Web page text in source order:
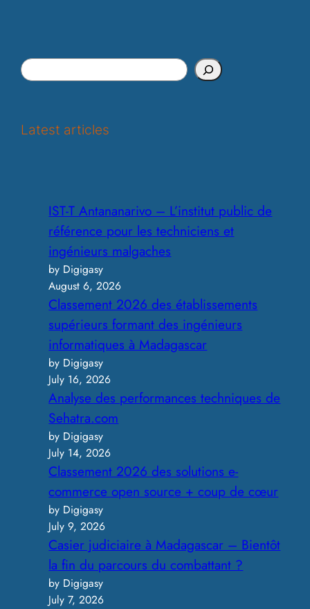
S
rLatest articles
IST-T Antananarivo – L’institut public de
référence pour les techniciens et
ingénieurs malgaches
by Digigasy
August 6, 2026
Classement 2026 des établissements
supérieurs formant des ingénieurs
informatiques à Madagascar
by Digigasy
July 16, 2026
Analyse des performances techniques de
Sehatra.com
by Digigasy
July 14, 2026
Classement 2026 des solutions e-
commerce open source + coup de cœur
by Digigasy
July 9, 2026
Casier judiciaire à Madagascar – Bientôt
la fin du parcours du combattant ?
by Digigasy
July 7, 2026